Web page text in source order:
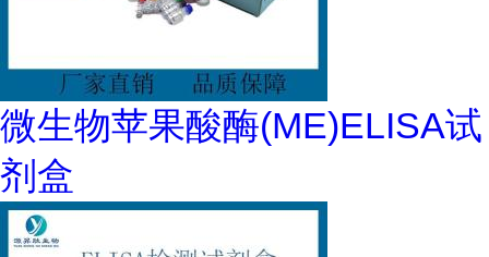
微生物苹果酸酶(ME)ELISA试
剂盒